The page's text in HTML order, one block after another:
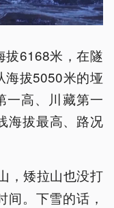
拔6168米，在隧
海拔5050米的垭
一高、川藏第一
海拔最高、路况
，矮拉山也没打
。下雪的话，